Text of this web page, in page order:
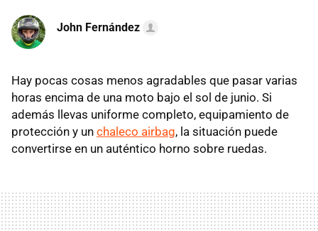
John Fernández
Hay pocas cosas menos agradables que pasar varias
horas encima de una moto bajo el sol de junio. Si
además llevas uniforme completo, equipamiento de
protección y un chaleco airbag, la situación puede
convertirse en un auténtico horno sobre ruedas.